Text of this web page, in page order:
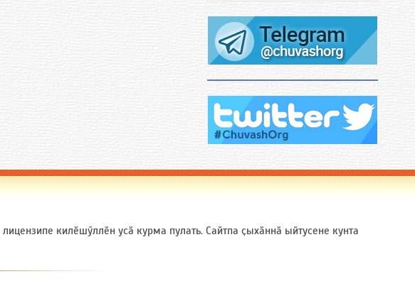
лицензипе килӗшӳллӗн усӑ курма пулать. Сайтпа ҫыхӑннӑ ыйтусене кунта